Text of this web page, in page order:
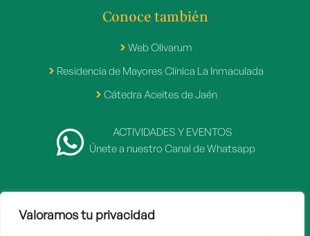
Valoramos tu privacidad
Conoce también
Web Olivarum
Residencia de Mayores Clínica La Inmaculada
Cátedra Aceites de Jaén
ACTIVIDADES Y EVENTOS
Únete a nuestro Canal de Whatsapp
2007 - 2026 © Fundación Caja Rural de Jaén